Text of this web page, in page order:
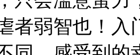
者弱智也！入